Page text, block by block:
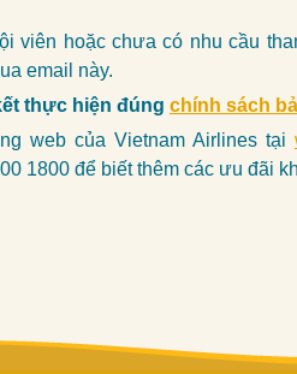
viên hoặc chưa có nhu cầu
email này.
thực hiện đúng chính sách
web của Vietnam Airlines tại
1800 để biết thêm các ưu đãi